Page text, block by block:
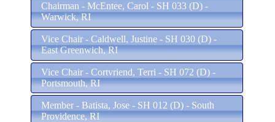
Chairman - McEntee, Carol - SH 033 (D) -
Warwick, RI
Vice Chair - Caldwell, Justine - SH 030 (D) -
East Greenwich, RI
Vice Chair - Cortvriend, Terri - SH 072 (D) -
Portsmouth, RI
Member - Batista, Jose - SH 012 (D) - South
Providence, RI